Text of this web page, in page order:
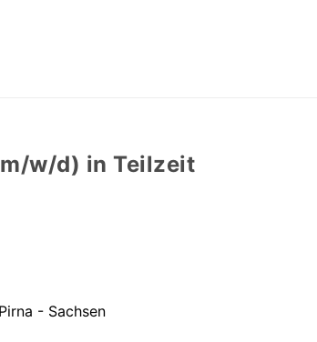
w/d) in Teilzeit
- Sachsen